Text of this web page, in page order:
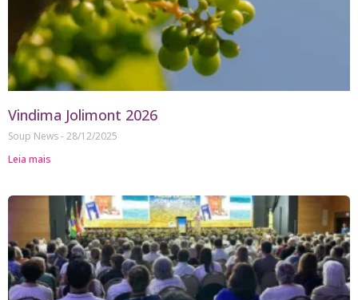
Vindima Jolimont 2026
Soup News 28/12/2025
Leia mais